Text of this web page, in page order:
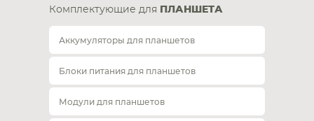
Комплектующие для ПЛАНШЕТА
Аккумуляторы для планшетов
Блоки питания для планшетов
Модули для планшетов